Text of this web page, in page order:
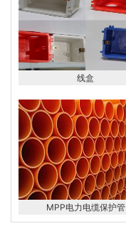
线盒
MPP电力电缆保护管